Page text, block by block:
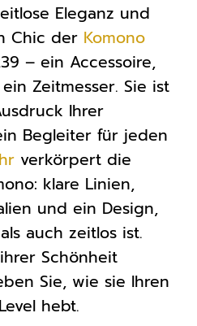
Eleganz und
Chic der Komono
– ein Accessoire,
Zeitmesser. Sie ist
Ihrer
Begleiter für jeden
verkörpert die
klare Linien,
und ein Design,
auch zeitlos ist.
Schönheit
Sie, wie sie Ihren
hebt.